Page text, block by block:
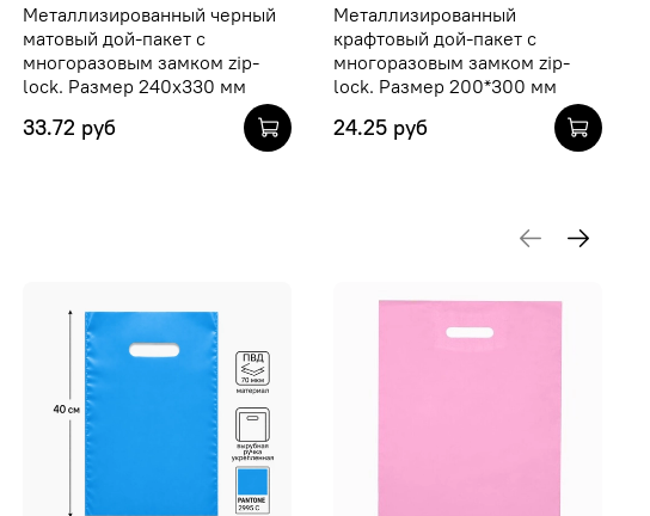
Металлизированный черный
матовый дой-пакет с
многоразовым замком zip-
lock. Размер 240х330 мм
33.72 руб
Металлизированный
крафтовый дой-пакет с
многоразовым замком zip-
lock. Размер 200*300 мм
24.25 руб